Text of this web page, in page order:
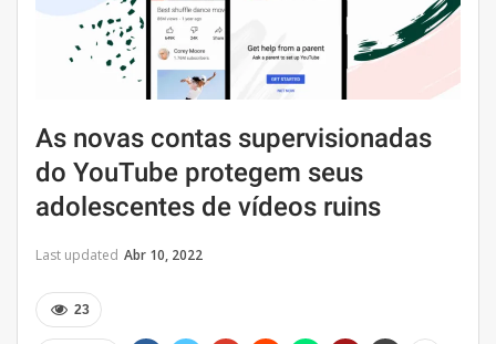
As novas contas supervisionadas
do YouTube protegem seus
adolescentes de vídeos ruins
Last updated Abr 10, 2022
23